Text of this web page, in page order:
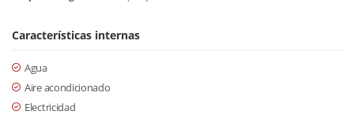
Características internas
Agua
Aire acondicionado
Electricidad